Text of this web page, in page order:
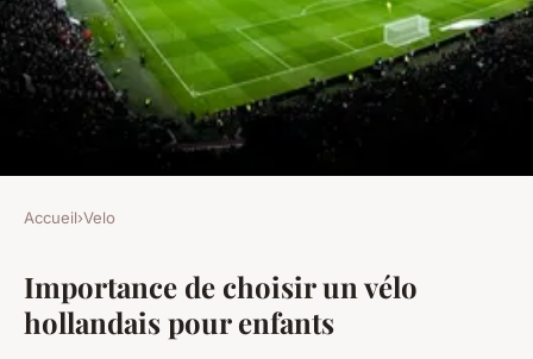
Vélo hollandais pour enfants:
Quel modèle choisir?
Accueil›Velo
Importance de choisir un vélo
hollandais pour enfants